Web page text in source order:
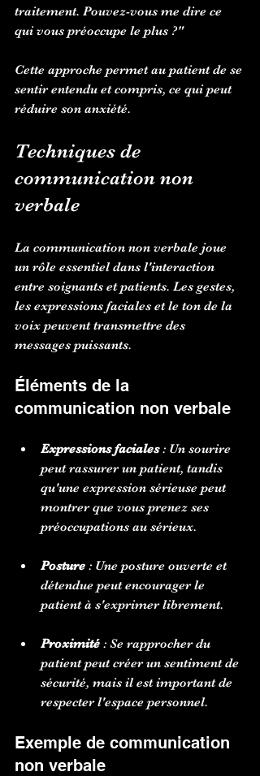
traitement. Pouvez-vous me dire ce
qui vous préoccupe le plus ?"
Cette approche permet au patient de se
sentir entendu et compris, ce qui peut
réduire son anxiété.
Techniques de
communication non
verbale
La communication non verbale joue
un rôle essentiel dans l'interaction
entre soignants et patients. Les gestes,
les expressions faciales et le ton de la
voix peuvent transmettre des
messages puissants.
Éléments de la
communication non verbale
Expressions faciales : Un sourire
peut rassurer un patient, tandis
qu'une expression sérieuse peut
montrer que vous prenez ses
préoccupations au sérieux.
Posture : Une posture ouverte et
détendue peut encourager le
patient à s'exprimer librement.
Proximité : Se rapprocher du
patient peut créer un sentiment de
sécurité, mais il est important de
respecter l'espace personnel.
Exemple de communication
non verbale